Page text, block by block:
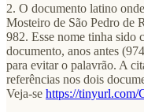
2. O documento latino
Mosteiro de São Pedro de
982. Esse nome tinha sido
documento, anos antes
para evitar o palavrão. A
referências nos dois
Veja-se https://